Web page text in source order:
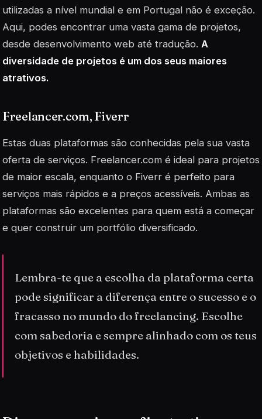
utilizadas a nível mundial e em Portugal não é exceção.
Aqui, podes encontrar uma vasta gama de projetos,
desde desenvolvimento web até tradução. A
diversidade de projetos é um dos seus maiores
atrativos.
Freelancer.com, Fiverr
Estas duas plataformas são conhecidas pela sua vasta
oferta de serviços. Freelancer.com é ideal para projetos
de maior escala, enquanto o Fiverr é perfeito para
serviços mais rápidos e a preços acessíveis. Ambas as
plataformas são excelentes para quem está a começar
e quer construir um portfólio diversificado.
Lembra-te que a escolha da plataforma certa
pode significar a diferença entre o sucesso e o
fracasso no mundo do freelancing. Escolhe
com sabedoria e sempre alinhado com os teus
objetivos e habilidades.